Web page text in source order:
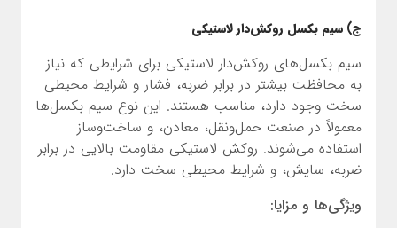
ج) سیم بکسل روکش‌دار لاستیکی
سیم بکسل‌های روکش‌دار لاستیکی برای شرایطی که نیاز
به محافظت بیشتر در برابر ضربه، فشار و شرایط محیطی
سخت وجود دارد، مناسب هستند. این نوع سیم بکسل‌ها
معمولاً در صنعت حمل‌ونقل، معادن، و ساخت‌وساز
استفاده می‌شوند. روکش لاستیکی مقاومت بالایی در برابر
ضربه، سایش، و شرایط محیطی سخت دارد.
ویژگی‌ها و مزایا: